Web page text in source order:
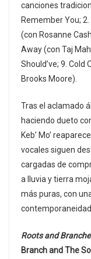
canciones
Remember You;
(con Rosanne
Away (con Taj
Shouldʼve; 9. Cold
Brooks Moore).
Tras el aclamado
haciendo dueto
Keb’ Mo’
vocales siguen
cargadas de
a lluvia y tierra
más puras, con
contemporaneidad.
Roots and
Branch and The